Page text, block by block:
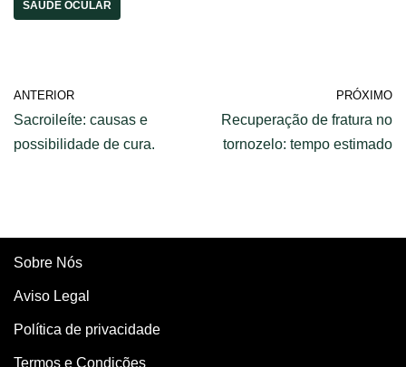
SAÚDE OCULAR
ANTERIOR
Sacroileíte: causas e
possibilidade de cura.
PRÓXIMO
Recuperação de fratura no
tornozelo: tempo estimado
Sobre Nós
Aviso Legal
Política de privacidade
Termos e Condições